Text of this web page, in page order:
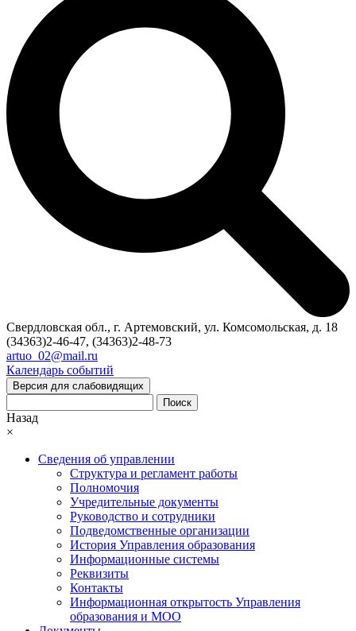
Свердловская обл., г. Артемовский, ул. Комсомольская, д. 18
(34363)2-46-47, (34363)2-48-73
artuo_02@mail.ru
Календарь событий
Версия для слабовидящих
Поиск
Назад
×
Сведения об управлении
Структура и регламент работы
Полномочия
Учредительные документы
Руководство и сотрудники
Подведомственные организации
История Управления образования
Информационные системы
Реквизиты
Контакты
Информационная открытость Управления
образования и МОО